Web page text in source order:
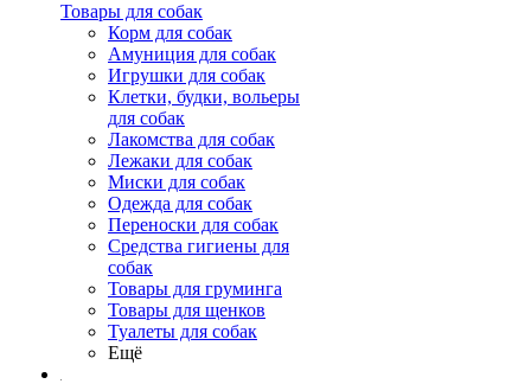
Товары для собак
Корм для собак
Амуниция для собак
Игрушки для собак
Клетки, будки, вольеры
для собак
Лакомства для собак
Лежаки для собак
Миски для собак
Одежда для собак
Переноски для собак
Средства гигиены для
собак
Товары для груминга
Товары для щенков
Туалеты для собак
Ещё